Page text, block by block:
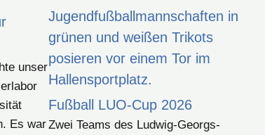
unser
Es war
Fußball LUO-Cup 2026
Zwei Teams des Ludwig-Georgs-